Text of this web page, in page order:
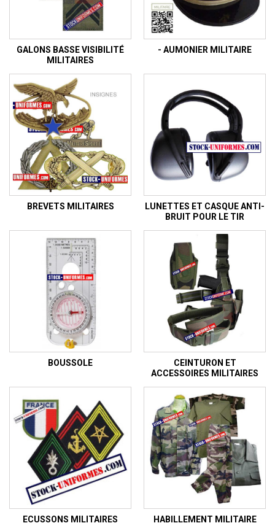
GALONS BASSE VISIBILITÉ
MILITAIRES
- AUMONIER MILITAIRE
BREVETS MILITAIRES
LUNETTES ET CASQUE ANTI-
BRUIT POUR LE TIR
BOUSSOLE
CEINTURON ET
ACCESSOIRES MILITAIRES
ECUSSONS MILITAIRES
HABILLEMENT MILITAIRE